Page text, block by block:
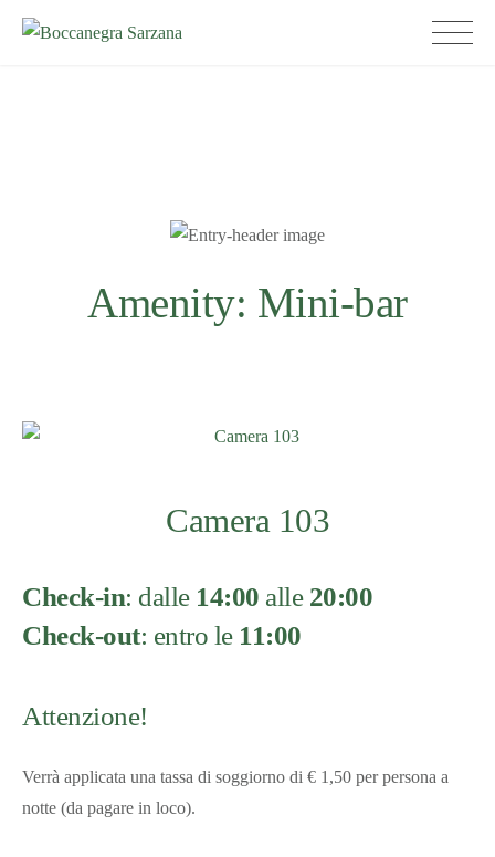
Skip
Amenity: Mini-bar
Camera 103
Check-in: dalle 14:00 alle 20:00
Check-out: entro le 11:00
Attenzione!
Verrà applicata una tassa di soggiorno di € 1,50 per persona a
notte (da pagare in loco).